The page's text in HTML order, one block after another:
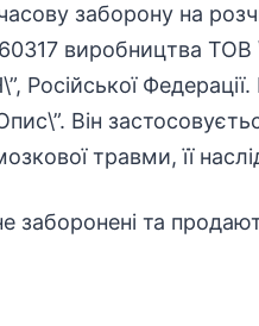
заборону на
виробництва ТОВ
Російської
Він
травми, її
заборонені та